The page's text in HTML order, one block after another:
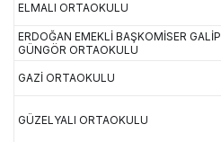
ELMALI ORTAOKULU
ERDOĞAN EMEKLİ BAŞKOMİSER GALİP
GÜNGÖR ORTAOKULU
GAZİ ORTAOKULU
GÜZELYALI ORTAOKULU